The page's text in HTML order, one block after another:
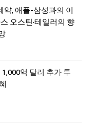
약, 애플-삼성과의 이
오스틴·테일러의 향
억 달러 추가 투